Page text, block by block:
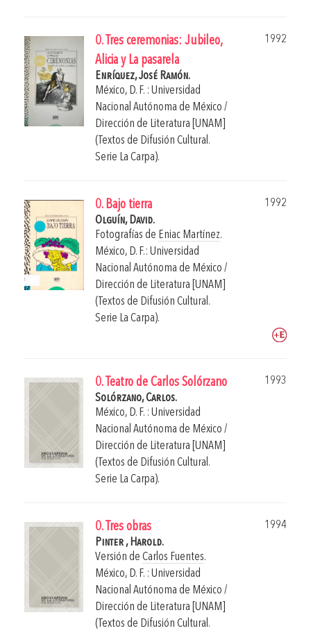
0. Tres ceremonias: Jubileo,
Alicia y La pasarela
1992
Enríquez, José Ramón.
México, D. F. : Universidad
Nacional Autónoma de México /
Dirección de Literatura [UNAM]
(Textos de Difusión Cultural.
Serie La Carpa).
0. Bajo tierra
1992
Olguín, David.
Fotografías de Eniac Martínez.
México, D. F.: Universidad
Nacional Autónoma de México /
Dirección de Literatura [UNAM]
(Textos de Difusión Cultural.
Serie La Carpa).
0. Teatro de Carlos Solórzano
1993
Solórzano, Carlos.
México, D. F. : Universidad
Nacional Autónoma de México /
Dirección de Literatura [UNAM]
(Textos de Difusión Cultural.
Serie La Carpa).
0. Tres obras
1994
Pinter , Harold.
Versión de Carlos Fuentes.
México, D. F. : Universidad
Nacional Autónoma de México /
Dirección de Literatura [UNAM]
(Textos de Difusión Cultural.